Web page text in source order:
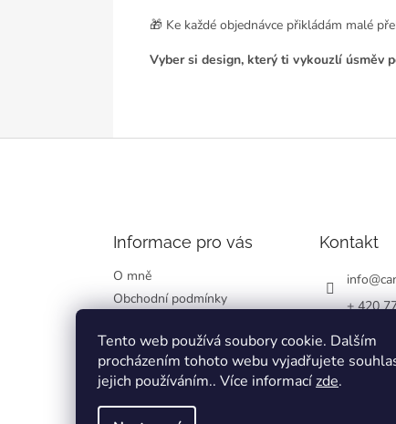
Tento web používá soubory cookie. Dalším
procházením tohoto webu vyjadřujete
jejich používáním.. Více informacízde.
🎁 Ke každé objednávce přikládám malé
Vyber si design, který ti vykouzlí úsměv
Informace pro vás
O mně
Obchodní podmínky
údajů
Kontakty
Kontakt
info@
+ 420